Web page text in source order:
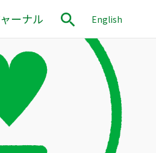
ーナル English